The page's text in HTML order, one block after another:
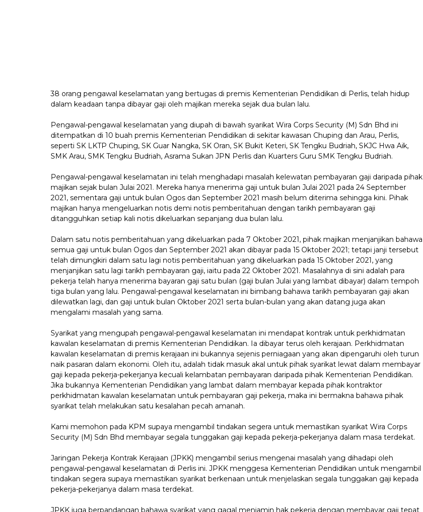
38 orang pengawal keselamatan yang bertugas di premis Kementerian Pendidikan di Perlis, telah hidup
dalam keadaan tanpa dibayar gaji oleh majikan mereka sejak dua bulan lalu.
Pengawal-pengawal keselamatan yang diupah di bawah syarikat Wira Corps Security (M) Sdn Bhd ini
ditempatkan di 10 buah premis Kementerian Pendidikan di sekitar kawasan Chuping dan Arau, Perlis,
seperti SK LKTP Chuping, SK Guar Nangka, SK Oran, SK Bukit Keteri, SK Tengku Budriah, SKJC Hwa Aik,
SMK Arau, SMK Tengku Budriah, Asrama Sukan JPN Perlis dan Kuarters Guru SMK Tengku Budriah.
Pengawal-pengawal keselamatan ini telah menghadapi masalah kelewatan pembayaran gaji daripada pihak
majikan sejak bulan Julai 2021. Mereka hanya menerima gaji untuk bulan Julai 2021 pada 24 September
2021, sementara gaji untuk bulan Ogos dan September 2021 masih belum diterima sehingga kini. Pihak
majikan hanya mengeluarkan notis demi notis pemberitahuan dengan tarikh pembayaran gaji
ditangguhkan setiap kali notis dikeluarkan sepanjang dua bulan lalu.
Dalam satu notis pemberitahuan yang dikeluarkan pada 7 Oktober 2021, pihak majikan menjanjikan bahawa
semua gaji untuk bulan Ogos dan September 2021 akan dibayar pada 15 Oktober 2021; tetapi janji tersebut
telah dimungkiri dalam satu lagi notis pemberitahuan yang dikeluarkan pada 15 Oktober 2021, yang
menjanjikan satu lagi tarikh pembayaran gaji, iaitu pada 22 Oktober 2021. Masalahnya di sini adalah para
pekerja telah hanya menerima bayaran gaji satu bulan (gaji bulan Julai yang lambat dibayar) dalam tempoh
tiga bulan yang lalu. Pengawal-pengawal keselamatan ini bimbang bahawa tarikh pembayaran gaji akan
dilewatkan lagi, dan gaji untuk bulan Oktober 2021 serta bulan-bulan yang akan datang juga akan
mengalami masalah yang sama.
Syarikat yang mengupah pengawal-pengawal keselamatan ini mendapat kontrak untuk perkhidmatan
kawalan keselamatan di premis Kementerian Pendidikan. Ia dibayar terus oleh kerajaan. Perkhidmatan
kawalan keselamatan di premis kerajaan ini bukannya sejenis perniagaan yang akan dipengaruhi oleh turun
naik pasaran dalam ekonomi. Oleh itu, adalah tidak masuk akal untuk pihak syarikat lewat dalam membayar
gaji kepada pekerja-pekerjanya kecuali kelambatan pembayaran daripada pihak Kementerian Pendidikan.
Jika bukannya Kementerian Pendidikan yang lambat dalam membayar kepada pihak kontraktor
perkhidmatan kawalan keselamatan untuk pembayaran gaji pekerja, maka ini bermakna bahawa pihak
syarikat telah melakukan satu kesalahan pecah amanah.
Kami memohon pada KPM supaya mengambil tindakan segera untuk memastikan syarikat Wira Corps
Security (M) Sdn Bhd membayar segala tunggakan gaji kepada pekerja-pekerjanya dalam masa terdekat.
Jaringan Pekerja Kontrak Kerajaan (JPKK) mengambil serius mengenai masalah yang dihadapi oleh
pengawal-pengawal keselamatan di Perlis ini. JPKK menggesa Kementerian Pendidikan untuk mengambil
tindakan segera supaya memastikan syarikat berkenaan untuk menjelaskan segala tunggakan gaji kepada
pekerja-pekerjanya dalam masa terdekat.
JPKK juga berpandangan bahawa syarikat yang gagal menjamin hak pekerja dengan membayar gaji tepat